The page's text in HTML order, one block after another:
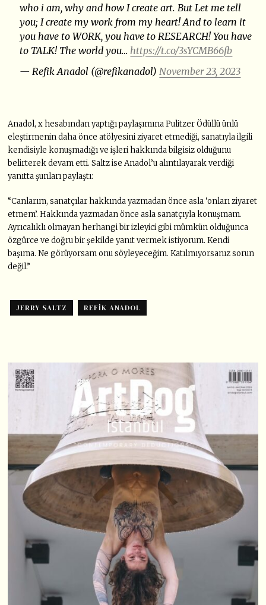
who i am, why and how I create art. But Let me tell
you; I create my work from my heart! And to learn it
you have to WORK, you have to RESEARCH! You have
to TALK! The world you… https://t.co/3sYCMB66fb
— Refik Anadol (@refikanadol)November 23, 2023
Anadol, x hesabından yaptığı paylaşımına Pulitzer Ödüllü ünlü
eleştirmenin daha önce atölyesini ziyaret etmediği, sanatıyla ilgili
kendisiyle konuşmadığı ve işleri hakkında bilgisiz olduğunu
belirterek devam etti. Saltz ise Anadol’u alıntılayarak verdiği
yanıtta şunları paylaştı:
“Canlarım, sanatçılar hakkında yazmadan önce asla ‘onları ziyaret
etmem’. Hakkında yazmadan önce asla sanatçıyla konuşmam.
Ayrıcalıklı olmayan herhangi bir izleyici gibi mümkün olduğunca
özgürce ve doğru bir şekilde yanıt vermek istiyorum. Kendi
başıma. Ne görüyorsam onu söyleyeceğim. Katılmıyorsanız sorun
değil.”
JERRY SALTZ REFIK ANADOL